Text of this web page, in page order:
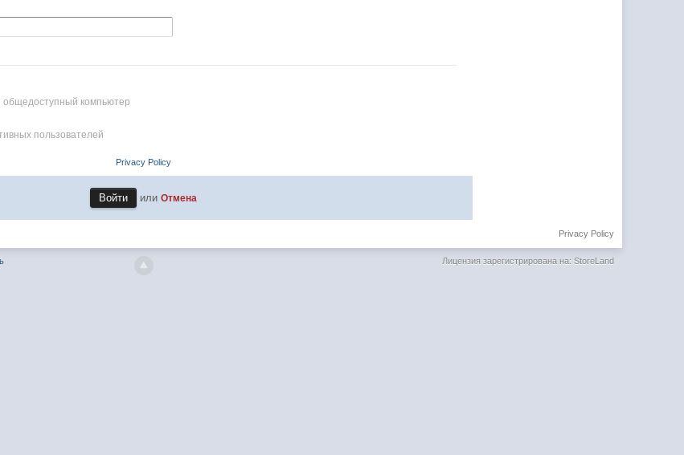
общедоступный компьютер
пользователей
Privacy Policy
илиОтмена
Privacy Policy
Лицензия зарегистрирована на: StoreLand